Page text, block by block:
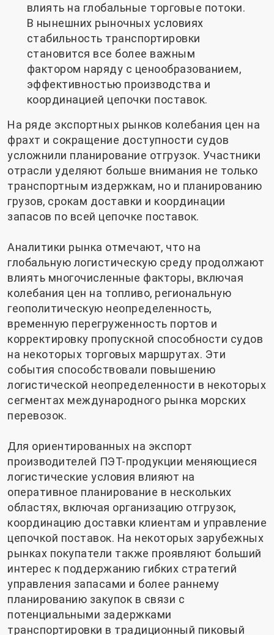
влиять на глобальные торговые потоки.
В нынешних рыночных условиях
стабильность транспортировки
становится все более важным
фактором наряду с ценообразованием,
эффективностью производства и
координацией цепочки поставок.
На ряде экспортных рынков колебания цен на
фрахт и сокращение доступности судов
усложнили планирование отгрузок. Участники
отрасли уделяют больше внимания не только
транспортным издержкам, но и планированию
грузов, срокам доставки и координации
запасов по всей цепочке поставок.
Аналитики рынка отмечают, что на
глобальную логистическую среду продолжают
влиять многочисленные факторы, включая
колебания цен на топливо, региональную
геополитическую неопределенность,
временную перегруженность портов и
корректировку пропускной способности судов
на некоторых торговых маршрутах. Эти
события способствовали повышению
логистической неопределенности в некоторых
сегментах международного рынка морских
перевозок.
Для ориентированных на экспорт
производителей ПЭТ-продукции меняющиеся
логистические условия влияют на
оперативное планирование в нескольких
областях, включая организацию отгрузок,
координацию доставки клиентам и управление
цепочкой поставок. На некоторых зарубежных
рынках покупатели также проявляют больший
интерес к поддержанию гибких стратегий
управления запасами и более раннему
планированию закупок в связи с
потенциальными задержками
транспортировки в традиционный пиковый